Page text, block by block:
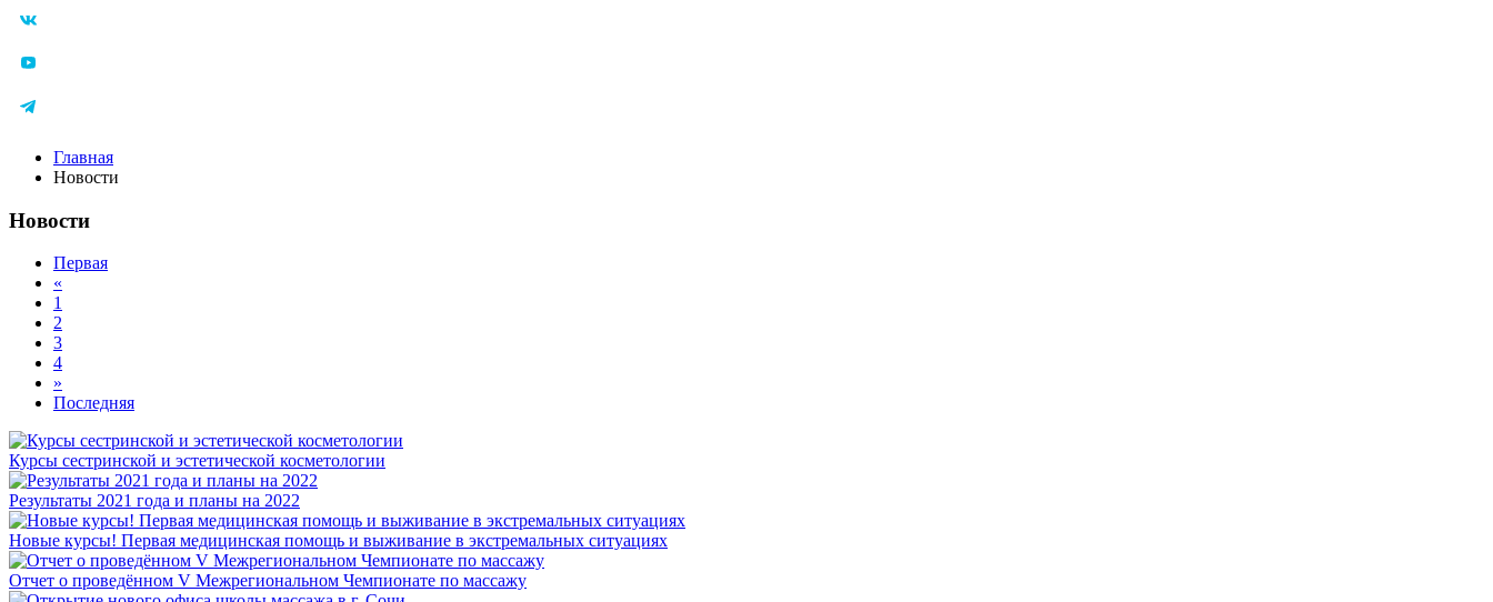
Главная
Новости
Новости
Первая
«
1
2
3
4
»
Последняя
Курсы сестринской и эстетической косметологии
Результаты 2021 года и планы на 2022
Новые курсы! Первая медицинская помощь и выживание в экстремальных ситуациях
Отчет о проведённом V Межрегиональном Чемпионате по массажу